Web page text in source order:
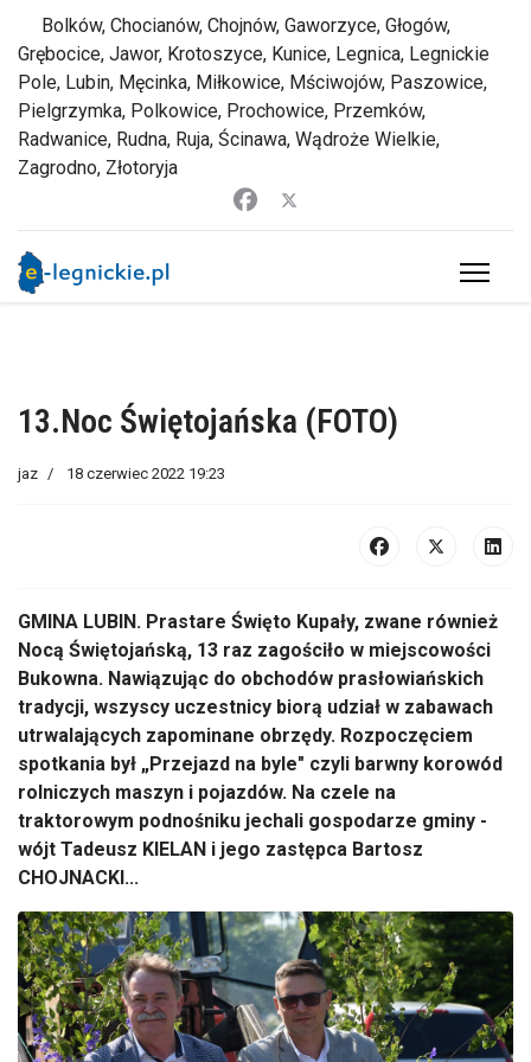
Bolków, Chocianów, Chojnów, Gaworzyce, Głogów,
Grębocice, Jawor, Krotoszyce, Kunice, Legnica, Legnickie
Pole, Lubin, Męcinka, Miłkowice, Mściwojów, Paszowice,
Pielgrzymka, Polkowice, Prochowice, Przemków,
Radwanice, Rudna, Ruja, Ścinawa, Wądroże Wielkie,
Zagrodno, Złotoryja
13.Noc Świętojańska (FOTO)
jaz 18 czerwiec 2022 19:23
GMINA LUBIN. Prastare Święto Kupały, zwane również
Nocą Świętojańską, 13 raz zagościło w miejscowości
Bukowna. Nawiązując do obchodów prasłowiańskich
tradycji, wszyscy uczestnicy biorą udział w zabawach
utrwalających zapominane obrzędy. Rozpoczęciem
spotkania był „Przejazd na byle" czyli barwny korowód
rolniczych maszyn i pojazdów. Na czele na
traktorowym podnośniku jechali gospodarze gminy -
wójt Tadeusz KIELAN i jego zastępca Bartosz
CHOJNACKI...